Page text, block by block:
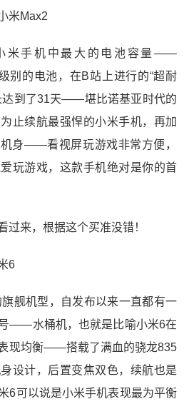
米Max2
米手机中最大的电池容量——
别的电池，在B站上进行的“超耐
达到了31天——堪比诺基亚时代的
止续航最强悍的小米手机，再加
机身——看视屏玩游戏非常方便，
玩游戏，这款手机绝对是你的首
6
舰机型，自发布以来一直都有一
——水桶机，也就是比喻小米6在
现均衡——搭载了满血的骁龙835
设计，后置变焦双色，续航也是
6可以说是小米手机表现最为平衡